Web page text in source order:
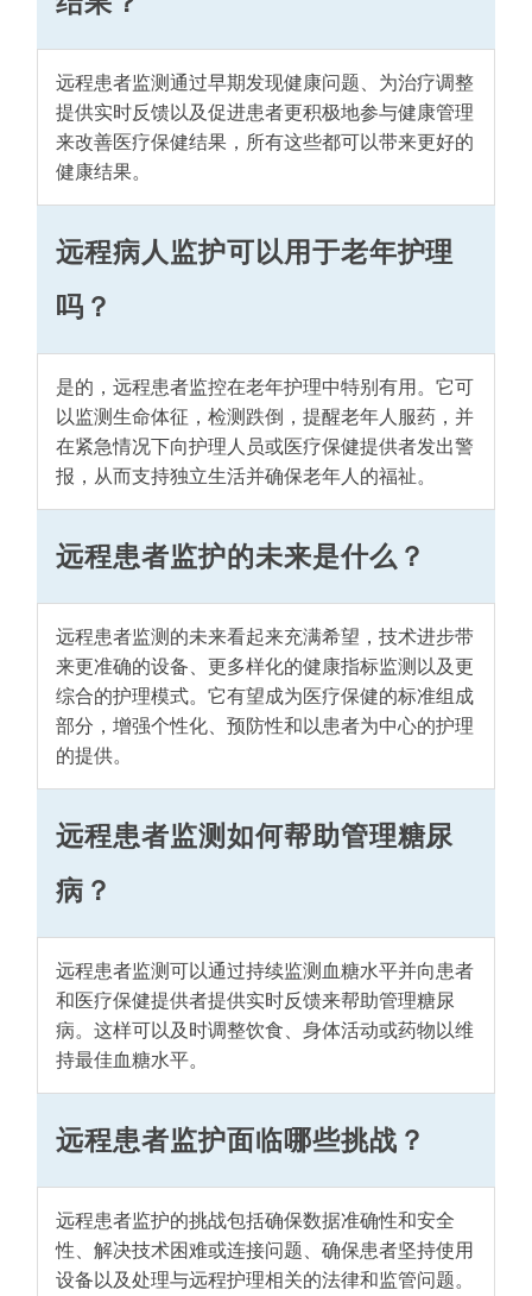
远程患者监测通过早期发现健康问题、为治疗调整
提供实时反馈以及促进患者更积极地参与健康管理
来改善医疗保健结果，所有这些都可以带来更好的
健康结果。
远程病人监护可以用于老年护理
吗？
是的，远程患者监控在老年护理中特别有用。它可
以监测生命体征，检测跌倒，提醒老年人服药，并
在紧急情况下向护理人员或医疗保健提供者发出警
报，从而支持独立生活并确保老年人的福祉。
远程患者监护的未来是什么？
远程患者监测的未来看起来充满希望，技术进步带
来更准确的设备、更多样化的健康指标监测以及更
综合的护理模式。它有望成为医疗保健的标准组成
部分，增强个性化、预防性和以患者为中心的护理
的提供。
远程患者监测如何帮助管理糖尿
病？
远程患者监测可以通过持续监测血糖水平并向患者
和医疗保健提供者提供实时反馈来帮助管理糖尿
病。这样可以及时调整饮食、身体活动或药物以维
持最佳血糖水平。
远程患者监护面临哪些挑战？
远程患者监护的挑战包括确保数据准确性和安全
性、解决技术困难或连接问题、确保患者坚持使用
设备以及处理与远程护理相关的法律和监管问题。